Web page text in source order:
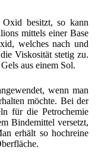
besitzt, so kann
mittels einer Base
welches nach und
Viskosität stetig zu.
aus einem Sol.
wenn man
möchte. Bei der
für die Petrochemie
Bindemittel versetzt,
erhält so hochreine